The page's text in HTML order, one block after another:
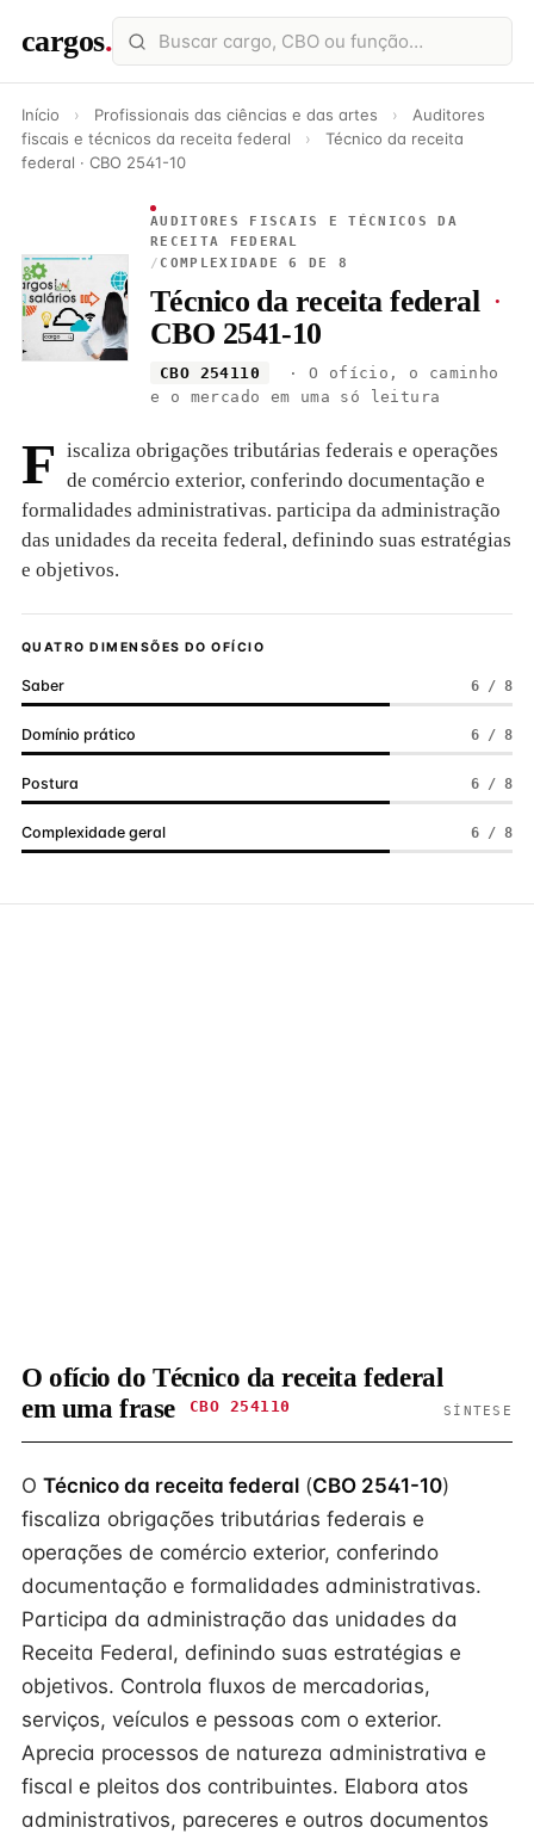
cargos.
Início › Profissionais das ciências e das artes ›
Auditores
fiscais e técnicos da receita federal
›
Técnico da receita
federal · CBO 2541-10
AUDITORES FISCAIS E TÉCNICOS DA
RECEITA FEDERAL
/ COMPLEXIDADE 6 DE 8
Técnico da receita federal ·
CBO 2541-10
CBO 254110
· O ofício, o caminho
e o mercado em uma só leitura
F iscaliza obrigações tributárias federais e operações
de comércio exterior, conferindo documentação e
formalidades administrativas. participa da administração
das unidades da receita federal, definindo suas estratégias
e objetivos.
QUATRO DIMENSÕES DO OFÍCIO
Saber 6 / 8
Domínio prático 6 / 8
Postura 6 / 8
Complexidade geral 6 / 8
O ofício do Técnico da receita federal
em uma frase
CBO 254110 SÍNTESE
O Técnico da receita federal (CBO 2541-10)
fiscaliza obrigações tributárias federais e
operações de comércio exterior, conferindo
documentação e formalidades administrativas.
Participa da administração das unidades da
Receita Federal, definindo suas estratégias e
objetivos. Controla fluxos de mercadorias,
serviços, veículos e pessoas com o exterior.
Aprecia processos de natureza administrativa e
fiscal e pleitos dos contribuintes. Elabora atos
administrativos, pareceres e outros documentos